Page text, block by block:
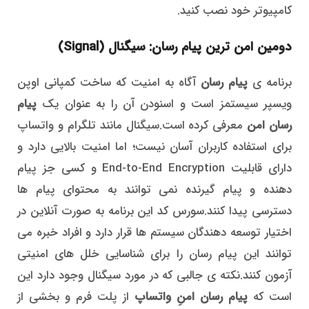
کامپیوتر خود نصب کنید.
دومین امن ترین پیام رسان: سیگنال (Signal)
برنامه ی پیام رسان آگاه به امنیت که ساخت کمپانی اوپن
ویسپر سیستمز است و اسنودن آن را به عنوان یک پیام
رسان امن معرفی کرده است.سیگنال مانند تلگرام و واتساپ
برای استفاده کاربران آسان نیست؛ اما امنیت بالایی دارد و
دارای قابلیت End-to-End Encryption و کسی جز پیام
دهنده و پیام گیرنده نمی توانند به محتوای پیام ها
دسترسی پیدا کنند.سورس کد این برنامه به صورت آنلاین در
اختیار توسعه دهندگان سیستم ها قرار دارد و افراد خبره می
توانند این پیام رسان را برای شناسایی خلل های امنیتی
آزمون کنند.نکته ی جالبی که در مورد سیگنال وجود دارد این
است که پیام رسان امنِ واتساپ از پلت فرم و بخشی از